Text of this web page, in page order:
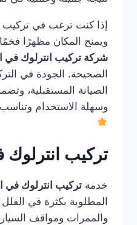
إذا كنت ترغب في تركيب
ويمنح المكان مظهرًا
شركة تركيب انترلوك في
الصحيحة. الجودة في
الصيانة المستقبلية،
وسهلة الاستخدام
تركيب
خدمة تركيب انترلوك في
المطلوبة بكثرة في
والممرات ومواقف